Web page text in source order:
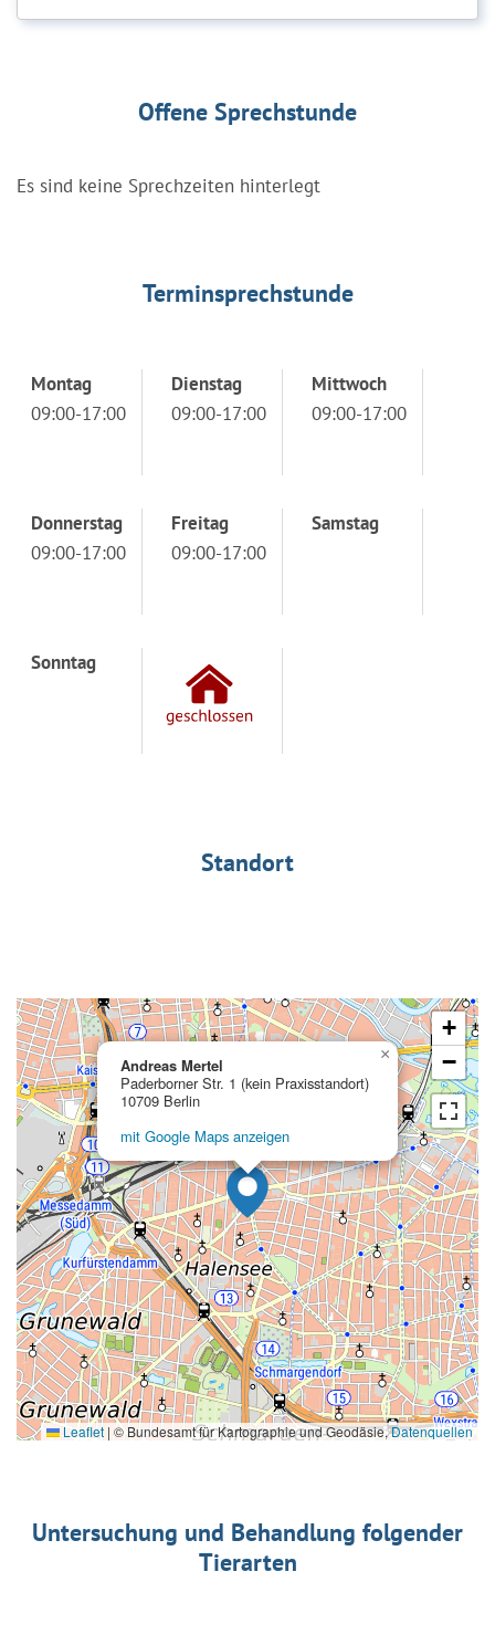
Offene Sprechstunde
Es sind keine Sprechzeiten hinterlegt
Terminsprechstunde
Montag
09:00-17:00
Dienstag
09:00-17:00
Mittwoch
09:00-17:00
Donnerstag
09:00-17:00
Freitag
09:00-17:00
Samstag
Sonntag
Standort
Andreas Mertel
Paderborner Str. 1 (kein Praxisstandort)
10709 Berlin
mit Google Maps anzeigen
×
+
−
Leaflet | © Bundesamt für Kartographie und Geodäsie,Datenquellen
Untersuchung und Behandlung folgender
Tierarten